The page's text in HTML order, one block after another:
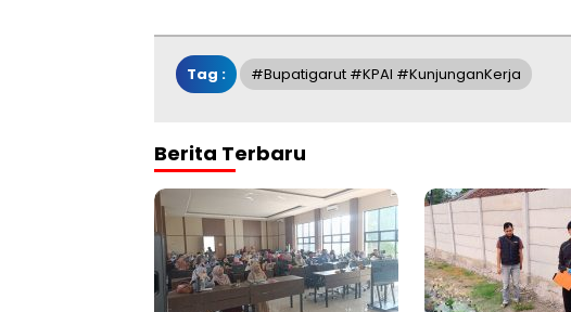
Tag : #Bupatigarut #KPAI #KunjunganKerja
Berita Terbaru